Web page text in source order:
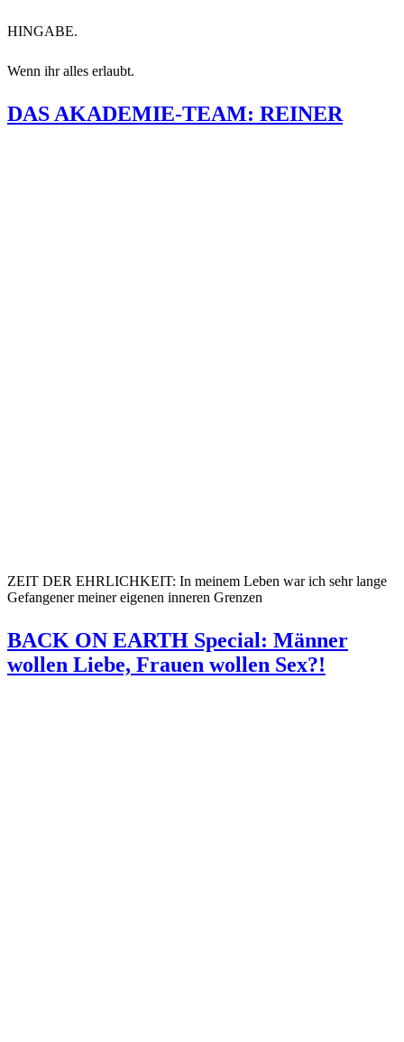
HINGABE.
Wenn ihr alles erlaubt.
DAS AKADEMIE-TEAM: REINER
ZEIT DER EHRLICHKEIT: In meinem Leben war ich sehr lange
Gefangener meiner eigenen inneren Grenzen
BACK ON EARTH Special: Männer
wollen Liebe, Frauen wollen Sex?!